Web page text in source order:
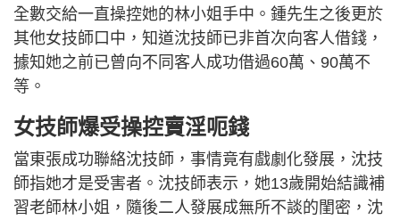
全數交給一直操控她的林小姐手中。鍾先生之後更於
其他女技師口中，知道沈技師已非首次向客人借錢，
據知她之前已曾向不同客人成功借過60萬、90萬不
等。
女技師爆受操控賣淫呃錢
當東張成功聯絡沈技師，事情竟有戲劇化發展，沈技
師指她才是受害者。沈技師表示，她13歲開始結識補
習老師林小姐，隨後二人發展成無所不談的閨密，沈